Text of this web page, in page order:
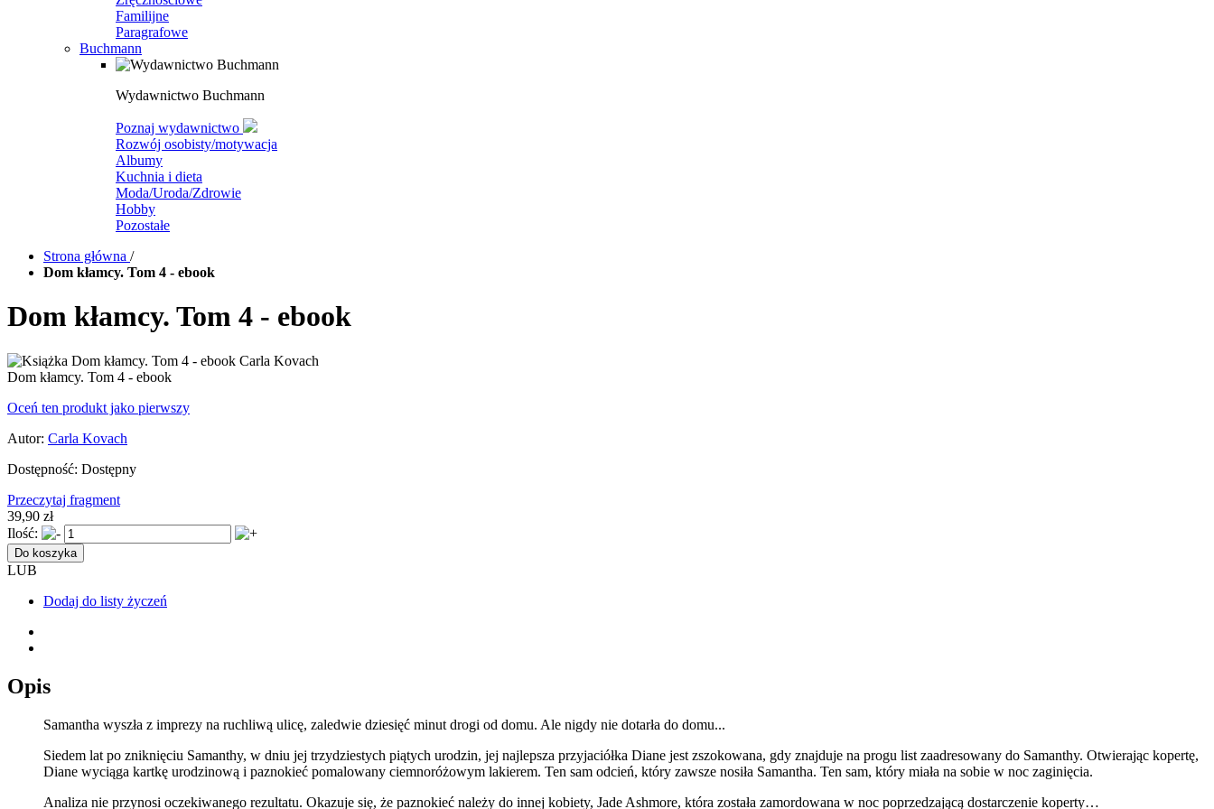
Familijne
Paragrafowe
Buchmann
Wydawnictwo Buchmann
Poznaj wydawnictwo
Rozwój osobisty/motywacja
Albumy
Kuchnia i dieta
Moda/Uroda/Zdrowie
Hobby
Pozostałe
Strona główna /
Dom kłamcy. Tom 4 - ebook
Dom kłamcy. Tom 4 - ebook
Dom kłamcy. Tom 4 - ebook
Oceń ten produkt jako pierwszy
Autor: Carla Kovach
Dostępność: Dostępny
Przeczytaj fragment
39,90 zł
Ilość:
Do koszyka
LUB
Dodaj do listy życzeń
Opis
Samantha wyszła z imprezy na ruchliwą ulicę, zaledwie dziesięć minut drogi od domu. Ale nigdy nie dotarła do domu...
Siedem lat po zniknięciu Samanthy, w dniu jej trzydziestych piątych urodzin, jej najlepsza przyjaciółka Diane jest zszokowana, gdy znajduje na progu list zaadresowany do Samanthy. Otwierając kopertę,
Diane wyciąga kartkę urodzinową i paznokieć pomalowany ciemnoróżowym lakierem. Ten sam odcień, który zawsze nosiła Samantha. Ten sam, który miała na sobie w noc zaginięcia.
Analiza nie przynosi oczekiwanego rezultatu. Okazuje się, że paznokieć należy do innej kobiety, Jade Ashmore, która została zamordowana w noc poprzedzającą dostarczenie koperty…